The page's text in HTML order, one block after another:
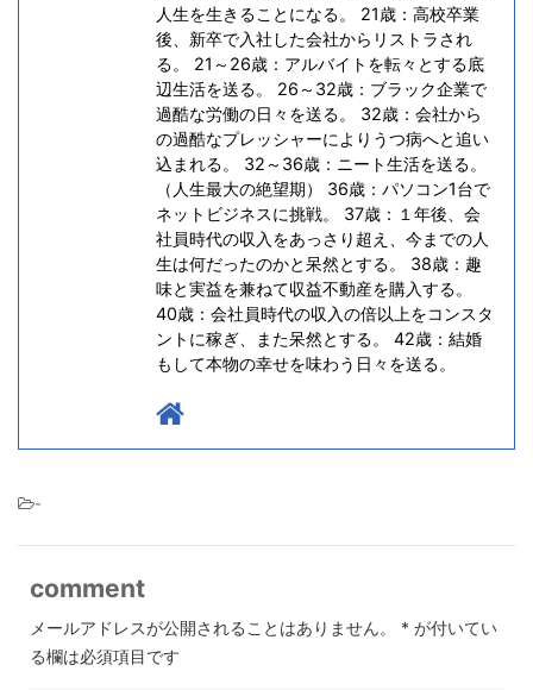
人生を生きることになる。 21歳：高校卒業
後、新卒で入社した会社からリストラされ
る。 21～26歳：アルバイトを転々とする底
辺生活を送る。 26～32歳：ブラック企業で
過酷な労働の日々を送る。 32歳：会社から
の過酷なプレッシャーによりうつ病へと追い
込まれる。 32～36歳：ニート生活を送る。
（人生最大の絶望期） 36歳：パソコン1台で
ネットビジネスに挑戦。 37歳：１年後、会
社員時代の収入をあっさり超え、今までの人
生は何だったのかと呆然とする。 38歳：趣
味と実益を兼ねて収益不動産を購入する。
40歳：会社員時代の収入の倍以上をコンスタ
ントに稼ぎ、また呆然とする。 42歳：結婚
もして本物の幸せを味わう日々を送る。
-
comment
メールアドレスが公開されることはありません。 * が付いてい
る欄は必須項目です